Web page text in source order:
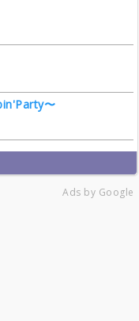
〜
Ads by Google